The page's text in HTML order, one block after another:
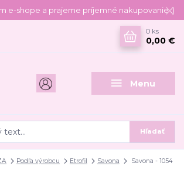
e-shope a prajeme príjemné nakupovanie :)
Menu
Hľadať
0 ks
0,00 €
Podľa výrobcu Etrofil Savona Savona - 1054